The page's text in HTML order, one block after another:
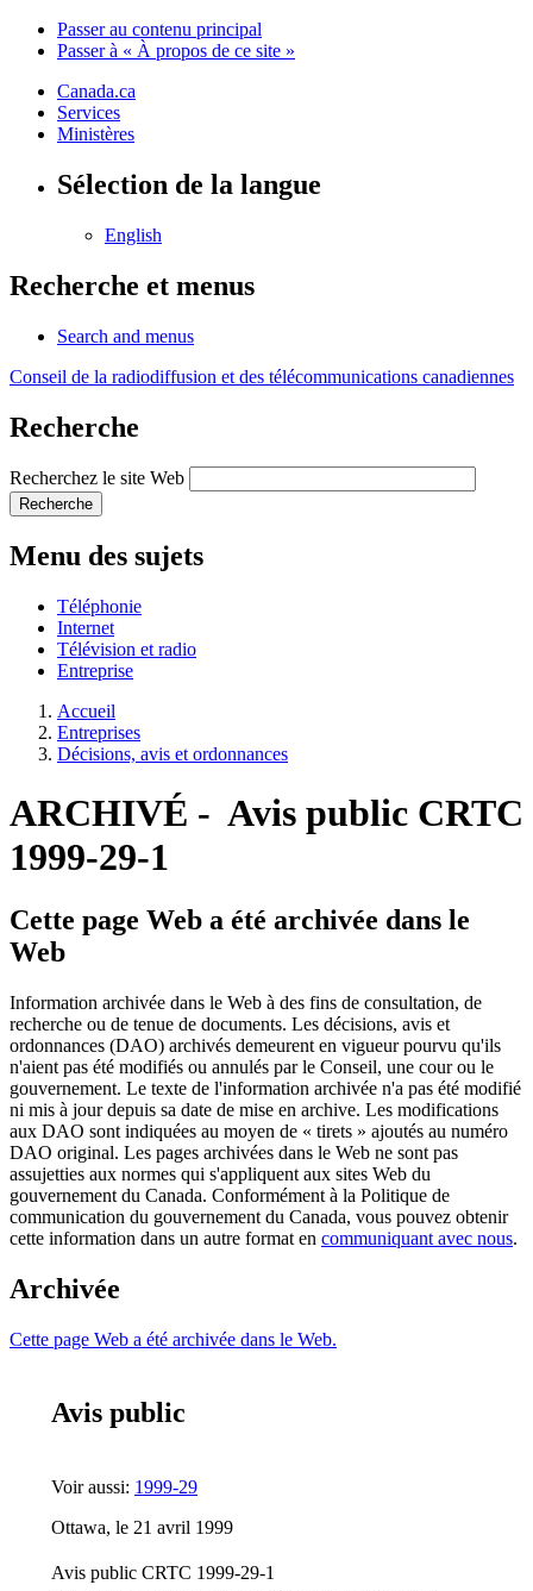
Passer au contenu principal
Passer à « À propos de ce site »
Canada.ca
Services
Ministères
Sélection de la langue
English
Recherche et menus
Search and menus
Conseil de la radiodiffusion et des télécommunications canadiennes
Recherche
Recherchez le site Web
Recherche
Menu des sujets
Téléphonie
Internet
Télévision et radio
Entreprise
Accueil
Entreprises
Décisions, avis et ordonnances
ARCHIVÉ - Avis public CRTC
1999-29-1
Cette page Web a été archivée dans le
Web
Information archivée dans le Web à des fins de consultation, de
recherche ou de tenue de documents. Les décisions, avis et
ordonnances (DAO) archivés demeurent en vigueur pourvu qu'ils
n'aient pas été modifiés ou annulés par le Conseil, une cour ou le
gouvernement. Le texte de l'information archivée n'a pas été modifié
ni mis à jour depuis sa date de mise en archive. Les modifications
aux DAO sont indiquées au moyen de « tirets » ajoutés au numéro
DAO original. Les pages archivées dans le Web ne sont pas
assujetties aux normes qui s'appliquent aux sites Web du
gouvernement du Canada. Conformément à la Politique de
communication du gouvernement du Canada, vous pouvez obtenir
cette information dans un autre format en communiquant avec nous.
Archivée
Cette page Web a été archivée dans le Web.
Avis public
Voir aussi: 1999-29
Ottawa, le 21 avril 1999
Avis public CRTC 1999-29-1